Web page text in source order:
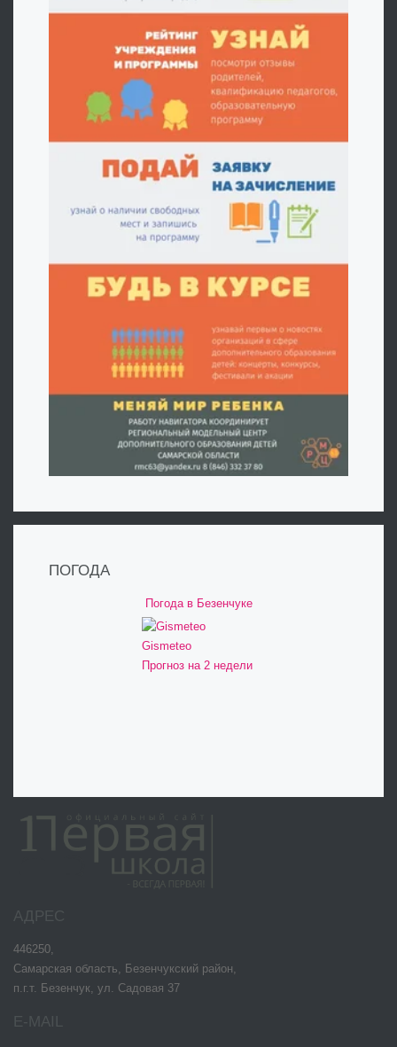
ПОГОДА
Погода в Безенчуке
Gismeteo
Прогноз на 2 недели
АДРЕС
446250,
Самарская область, Безенчукский район,
п.г.т. Безенчук, ул. Садовая 37
E-MAIL